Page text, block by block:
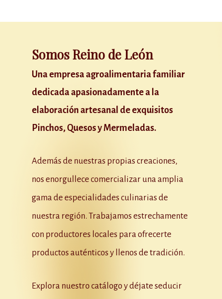
Somos Reino de León
Una empresa agroalimentaria familiar
dedicada apasionadamente a la
elaboración artesanal de exquisitos
Pinchos, Quesos y Mermeladas.
Además de nuestras propias creaciones,
nos enorgullece comercializar una amplia
gama de especialidades culinarias de
nuestra región. Trabajamos estrechamente
con productores locales para ofrecerte
productos auténticos y llenos de tradición.
Explora nuestro catálogo y déjate seducir